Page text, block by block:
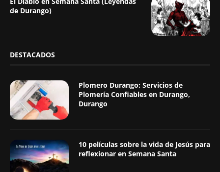
de Durango)
DESTACADOS
Plomero Durango: Servicios de
Plomería Confiables en Durango,
Durango
10 películas sobre la vida de Jesús para
reflexionar en Semana Santa